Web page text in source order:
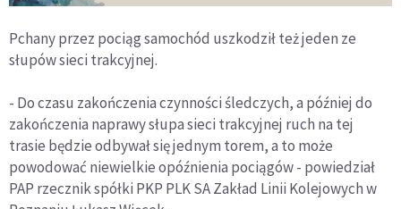
Pchany przez pociąg samochód uszkodził też jeden ze
słupów sieci trakcyjnej.
- Do czasu zakończenia czynności śledczych, a później do
zakończenia naprawy słupa sieci trakcyjnej ruch na tej
trasie będzie odbywał się jednym torem, a to może
powodować niewielkie opóźnienia pociągów - powiedział
PAP rzecznik spółki PKP PLK SA Zakład Linii Kolejowych w